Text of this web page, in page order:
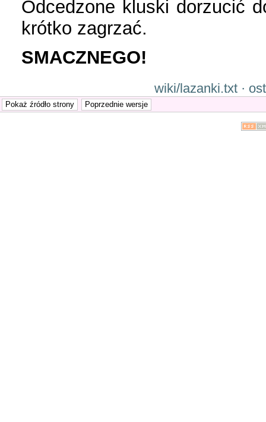
Odcedzone kluski dorzucić
krótko zagrzać.
SMACZNEGO!
wiki/lazanki.txt ·